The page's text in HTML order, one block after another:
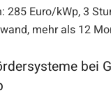
285 Euro/kWp, 3
mehr als 12
bei